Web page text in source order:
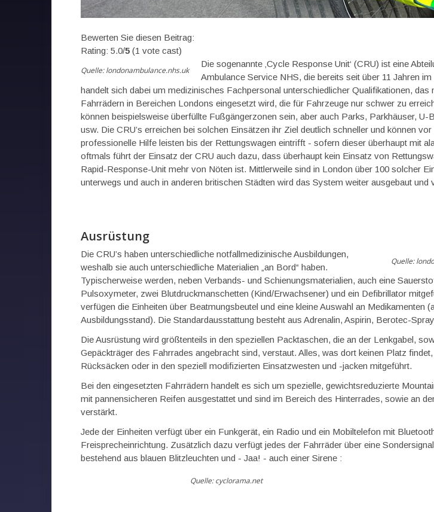
Bewerten Sie diesen Beitrag:
Rating: 5.0/5 (1 vote cast)
Quelle: londonambulance.nhs.uk
Die sogenannte ‚Cycle Response Unit‘ (CRU) ist eine
Ambulance Service NHS, die bereits seit über 11 Jahren
handelt sich dabei um medizinisches Fachpersonal unterschiedlicher Qualifikationen, das
Fahrrädern in Bereichen Londons eingesetzt wird, die für Fahrzeuge nur schwer zu
können beispielsweise überfüllte Fußgängerzonen sein, aber auch Parks, Parkhäuser, U-
usw. Die CRU’s erreichen bei solchen Einsätzen ihr Ziel deutlich schneller und können vor
professionelle Hilfe leisten bis der Rettungswagen eintrifft - sofern dieser überhaupt mit
oftmals führt der Einsatz der CRU auch dazu, dass überhaupt kein Einsatz von
Rapid-Response-Unit mehr von Nöten ist. Mittlerweile sind in London über 100 solcher
unterwegs und auch in anderen britischen Städten wird das System weiter ausgebaut und
Ausrüstung
Quelle:
Die CRU’s haben unterschiedliche notfallmedizinische Ausbildungen,
weshalb sie auch unterschiedliche Materialien „an Bord“ haben.
Typischerweise werden, neben Verbands- und Schienungsmaterialien, auch eine
Pulsoxymeter, zwei Blutdruckmanschetten (Kind/Erwachsener) und ein Defibrillator
verfügen die Einheiten über Beatmungsbeutel und eine kleine Auswahl an Medikamenten
Ausbildungsstand). Die Standardausstattung besteht aus Adrenalin, Aspirin, Berotec-
Die Ausrüstung wird größtenteils in den speziellen Packtaschen, die an der Lenkgabel,
Gepäckträger des Fahrrades angebracht sind, verstaut. Alles, was dort keinen Platz
Rücksäcken oder in den speziell modifizierten Einsatzwesten und -jacken mitgeführt.
Bei den eingesetzten Fahrrädern handelt es sich um spezielle, gewichtsreduzierte
mit pannensicheren Reifen ausgestattet und sind im Bereich des Hinterrades, sowie an
verstärkt.
Jede der Einheiten verfügt über ein Funkgerät, ein Radio und ein Mobiltelefon mit
Freisprecheinrichtung. Zusätzlich dazu verfügt jedes der Fahrräder über eine
bestehend aus blauen Blitzleuchten und - Jaa! - auch einer Sirene :
Quelle: cyclorama.net